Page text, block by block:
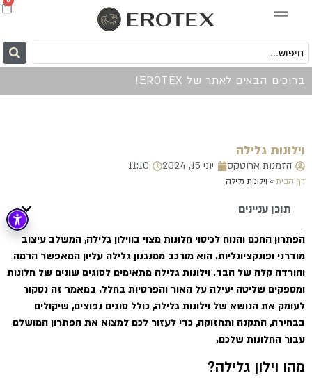
ברוכים הבאים לאתר של EROTEX!
וילונות גלילה
הזמנות ארוטקס יוני 15, 2024 11:10
דף הבית» וילונות גלילה
תוכן עניינים
הפתרון החכם והנוח לכיסוי חלונות מצוי בווילון גלילה, המשלב עיצוב
מודרני ופונקציונליות. הוא מורכב ממנגנון גלילה עליון המאפשר הרמה
והורדה קלה של הבד. וילונות גלילה מתאימים לסוגים שונים של חלונות
ומספקים שליטה יעילה על האור והפרטיות בחלל. במאמר זה נסקור
לעומק את הנושא של וילונות גלילה, כולל סוגים נפוצים, שיקולים
בבחירה, התקנה ותחזוקה, כדי לעזור לכם למצוא את הפתרון המושלם
עבור החלונות שלכם.
מהו וילון גלילה?